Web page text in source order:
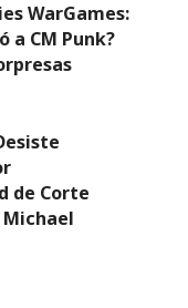
WarGames:
a CM Punk?
de Corte